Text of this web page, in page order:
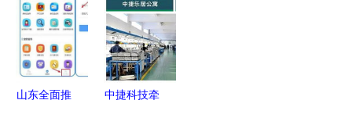
度融合
XR创新应
用挑战赛
推动计算系
统服务新纪
山东全面推
中捷科技牵